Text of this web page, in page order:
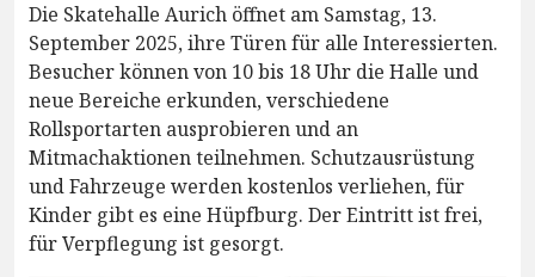
Die Skatehalle Aurich öffnet am Samstag, 13.
September 2025, ihre Türen für alle Interessierten.
Besucher können von 10 bis 18 Uhr die Halle und
neue Bereiche erkunden, verschiedene
Rollsportarten ausprobieren und an
Mitmachaktionen teilnehmen. Schutzausrüstung
und Fahrzeuge werden kostenlos verliehen, für
Kinder gibt es eine Hüpfburg. Der Eintritt ist frei,
für Verpflegung ist gesorgt.